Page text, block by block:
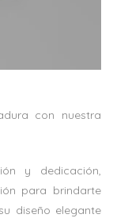
con nuestra
y dedicación,
para brindarte
diseño elegante